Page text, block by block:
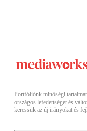
Portfóliónk minőségi
országos lefedettséget és
keressük az új irányokat és